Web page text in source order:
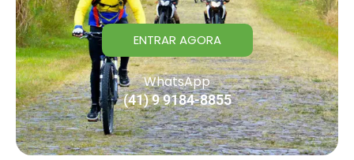
ENTRAR AGORA
WhatsApp
(41) 9 9184-8855